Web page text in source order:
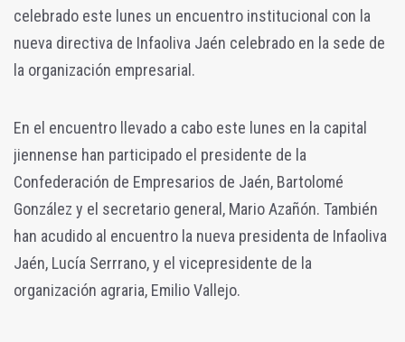
celebrado este lunes un encuentro institucional con la
nueva directiva de Infaoliva Jaén celebrado en la sede de
la organización empresarial.
En el encuentro llevado a cabo este lunes en la capital
jiennense han participado el presidente de la
Confederación de Empresarios de Jaén, Bartolomé
González y el secretario general, Mario Azañón. También
han acudido al encuentro la nueva presidenta de Infaoliva
Jaén, Lucía Serrrano, y el vicepresidente de la
organización agraria, Emilio Vallejo.